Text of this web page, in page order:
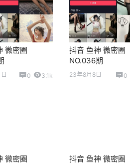
微密圈
0 3.1k
抖音 鱼神 微密圈
NO.036期
23年8月8日 0
微密圈
抖音 鱼神 微密圈